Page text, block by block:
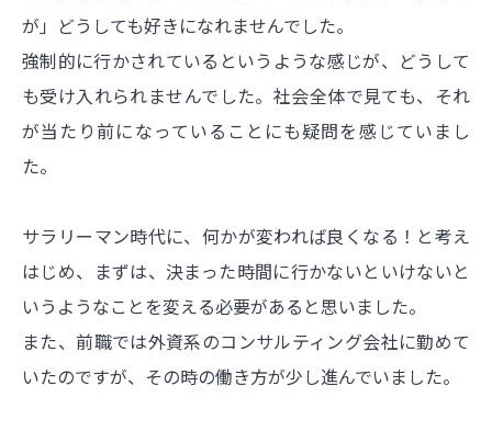
が」どうしても好きになれませんでした。
強制的に行かされているというような感じが、どうして
も受け入れられませんでした。社会全体で見ても、それ
が当たり前になっていることにも疑問を感じていまし
た。
サラリーマン時代に、何かが変われば良くなる！と考え
はじめ、まずは、決まった時間に行かないといけないと
いうようなことを変える必要があると思いました。
また、前職では外資系のコンサルティング会社に勤めて
いたのですが、その時の働き方が少し進んでいました。